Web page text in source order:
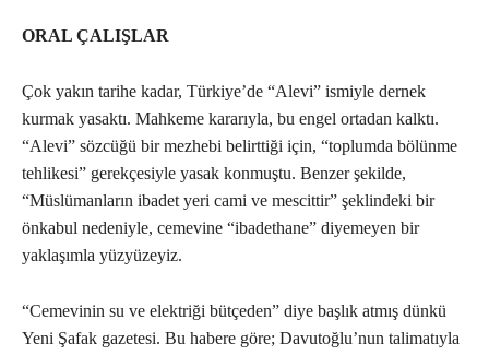
ORAL ÇALIŞLAR
Çok yakın tarihe kadar, Türkiye’de “Alevi” ismiyle dernek
kurmak yasaktı. Mahkeme kararıyla, bu engel ortadan kalktı.
“Alevi” sözcüğü bir mezhebi belirttiği için, “toplumda bölünme
tehlikesi” gerekçesiyle yasak konmuştu. Benzer şekilde,
“Müslümanların ibadet yeri cami ve mescittir” şeklindeki bir
önkabul nedeniyle, cemevine “ibadethane” diyemeyen bir
yaklaşımla yüzyüzeyiz.
“Cemevinin su ve elektriği bütçeden” diye başlık atmış dünkü
Yeni Şafak gazetesi. Bu habere göre; Davutoğlu’nun talimatıyla